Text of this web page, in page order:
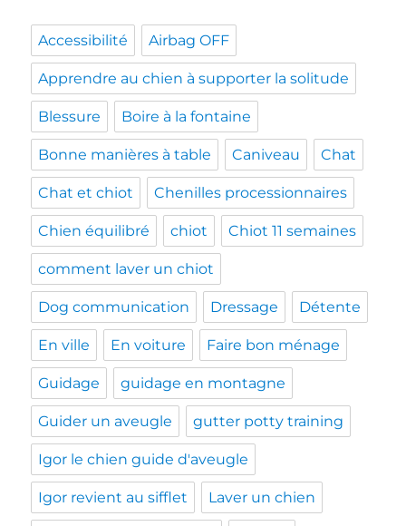
Accessibilité Airbag OFF
Apprendre au chien à supporter la solitude
Blessure Boire à la fontaine
Bonne manières à table Caniveau Chat
Chat et chiot Chenilles processionnaires
Chien équilibré chiot Chiot 11 semaines
comment laver un chiot
Dog communication Dressage Détente
En ville En voiture Faire bon ménage
Guidage guidage en montagne
Guider un aveugle gutter potty training
Igor le chien guide d'aveugle
Igor revient au sifflet Laver un chien